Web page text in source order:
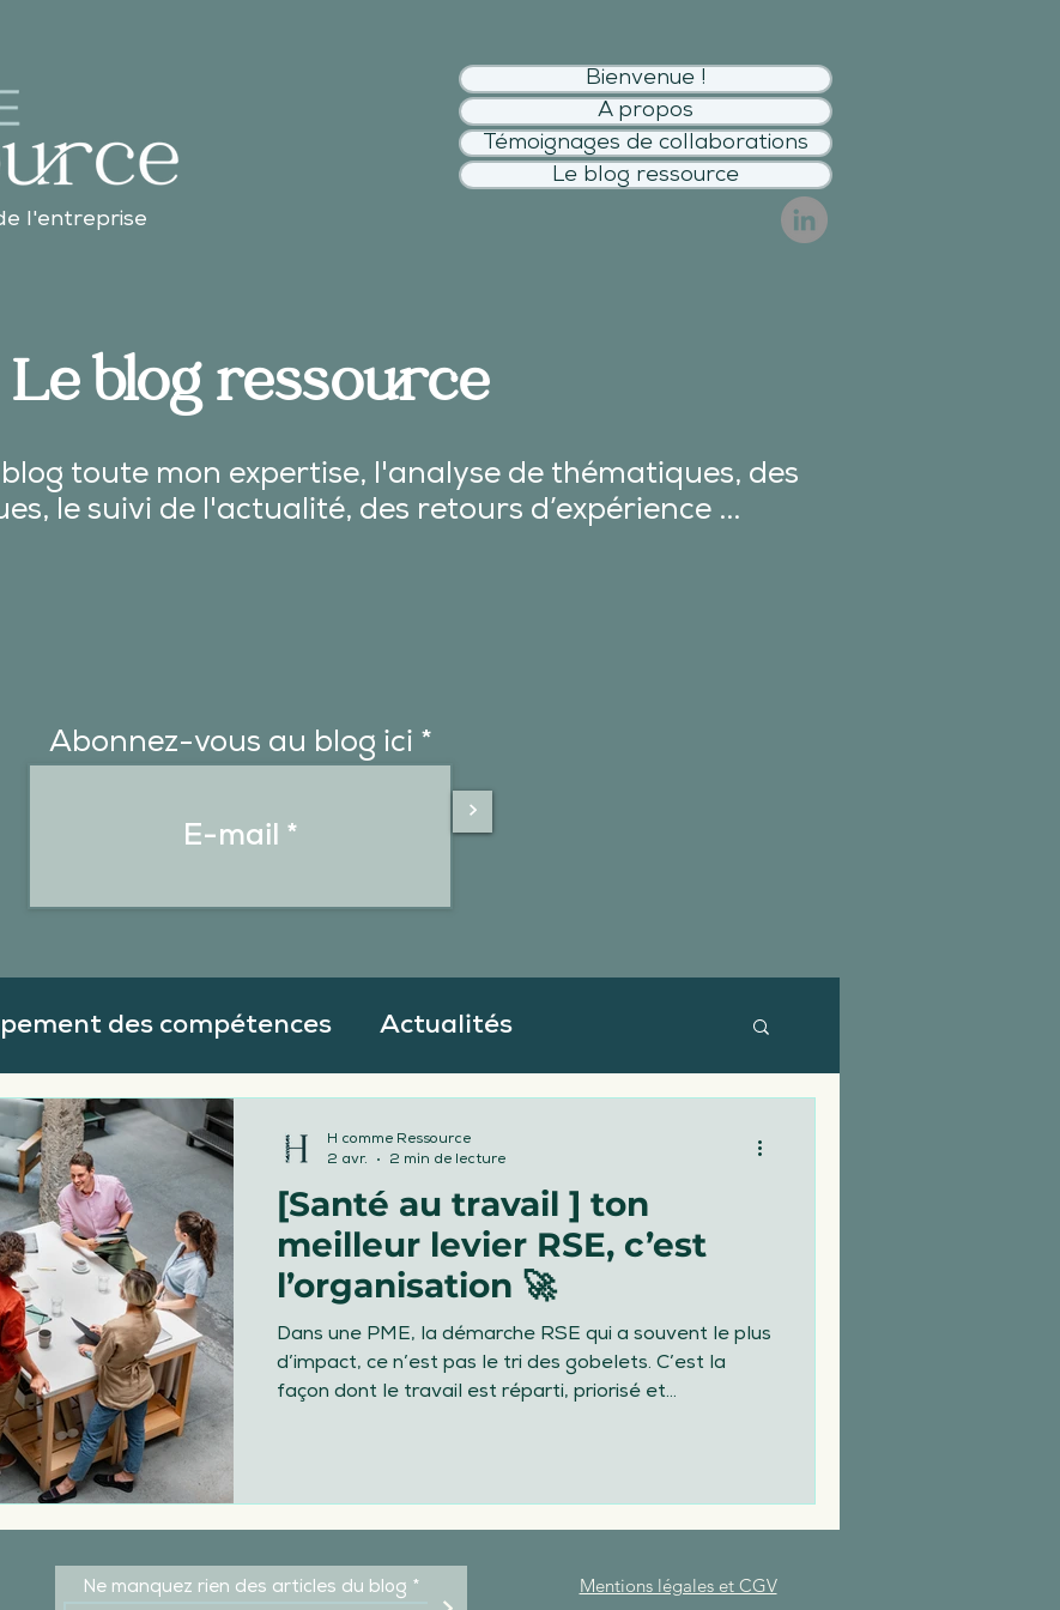
l'entreprise
Bienvenue !
A propos
Témoignages de collaborations
Le blog ressource
Le blog ressource
toute mon expertise, l'analyse de thématiques, des
le suivi de l'actualité, des retours d’expérience ...
Abonnez-vous au blog ici
>
des compétences Actualités
& départ du salarié
Mon actu Obligations légales
RSE RH canicule fortes chaleurs au travail
[Santé au travail ] ton
meilleur levier RSE, c’est
l’organisation 🚀
Dans une PME, la démarche RSE qui a souvent le plus
d’impact, ce n’est pas le tri des gobelets. C’est la
façon dont le travail est réparti, priorisé et
H comme Ressource
2 avr.
2 min de lecture
Ne manquez rien des articles du blog Mentions légales et CGV